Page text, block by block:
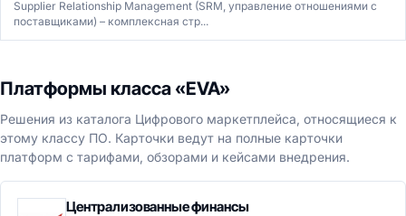
Supplier Relationship Management (SRM, управление отношениями с
поставщиками) – комплексная стр...
Платформы класса «EVA»
Решения из каталога Цифрового маркетплейса, относящиеся к
этому классу ПО. Карточки ведут на полные карточки
платформ с тарифами, обзорами и кейсами внедрения.
Централизованные финансы